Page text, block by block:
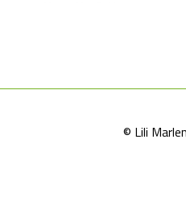
© Lili